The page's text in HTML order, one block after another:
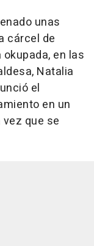
unas
cárcel de
en las
Natalia
el
en un
que se